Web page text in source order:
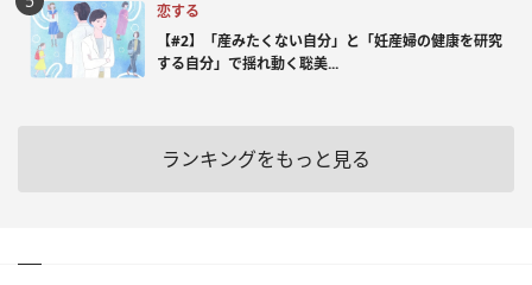
恋する
【#2】「産みたくない自分」と「妊産婦の健康を研究
する自分」で揺れ動く聡美...
ランキングをもっと見る